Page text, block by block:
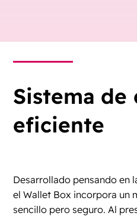
Sistema de
eficiente
Desarrollado pensando en
el Wallet Box incorpora un
sencillo pero seguro. Al